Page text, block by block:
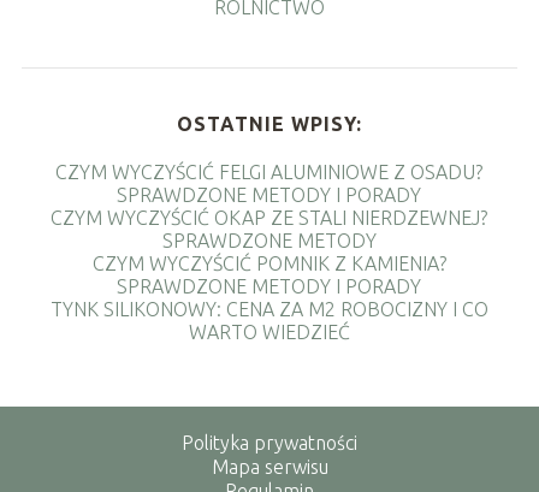
ROLNICTWO
OSTATNIE WPISY:
CZYM WYCZYŚCIĆ FELGI ALUMINIOWE Z OSADU?
SPRAWDZONE METODY I PORADY
CZYM WYCZYŚCIĆ OKAP ZE STALI NIERDZEWNEJ?
SPRAWDZONE METODY
CZYM WYCZYŚCIĆ POMNIK Z KAMIENIA?
SPRAWDZONE METODY I PORADY
TYNK SILIKONOWY: CENA ZA M2 ROBOCIZNY I CO
WARTO WIEDZIEĆ
Polityka prywatności
Mapa serwisu